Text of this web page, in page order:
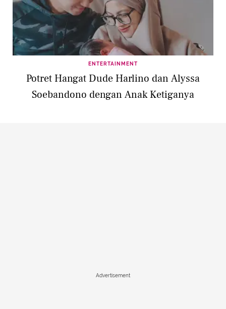
ENTERTAINMENT
Potret Hangat Dude Harlino dan Alyssa
Soebandono dengan Anak Ketiganya
Advertisement